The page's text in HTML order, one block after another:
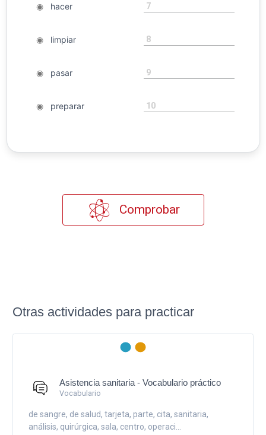
◉hacer
◉limpiar
◉pasar
◉preparar
7
8
9
10
Comprobar
Otras actividades para practicar
Asistencia sanitaria - Vocabulario práctico
Vocabulario
de sangre, de salud, tarjeta, parte, cita, sanitaria,
análisis, quirúrgica, sala, centro, operaci...